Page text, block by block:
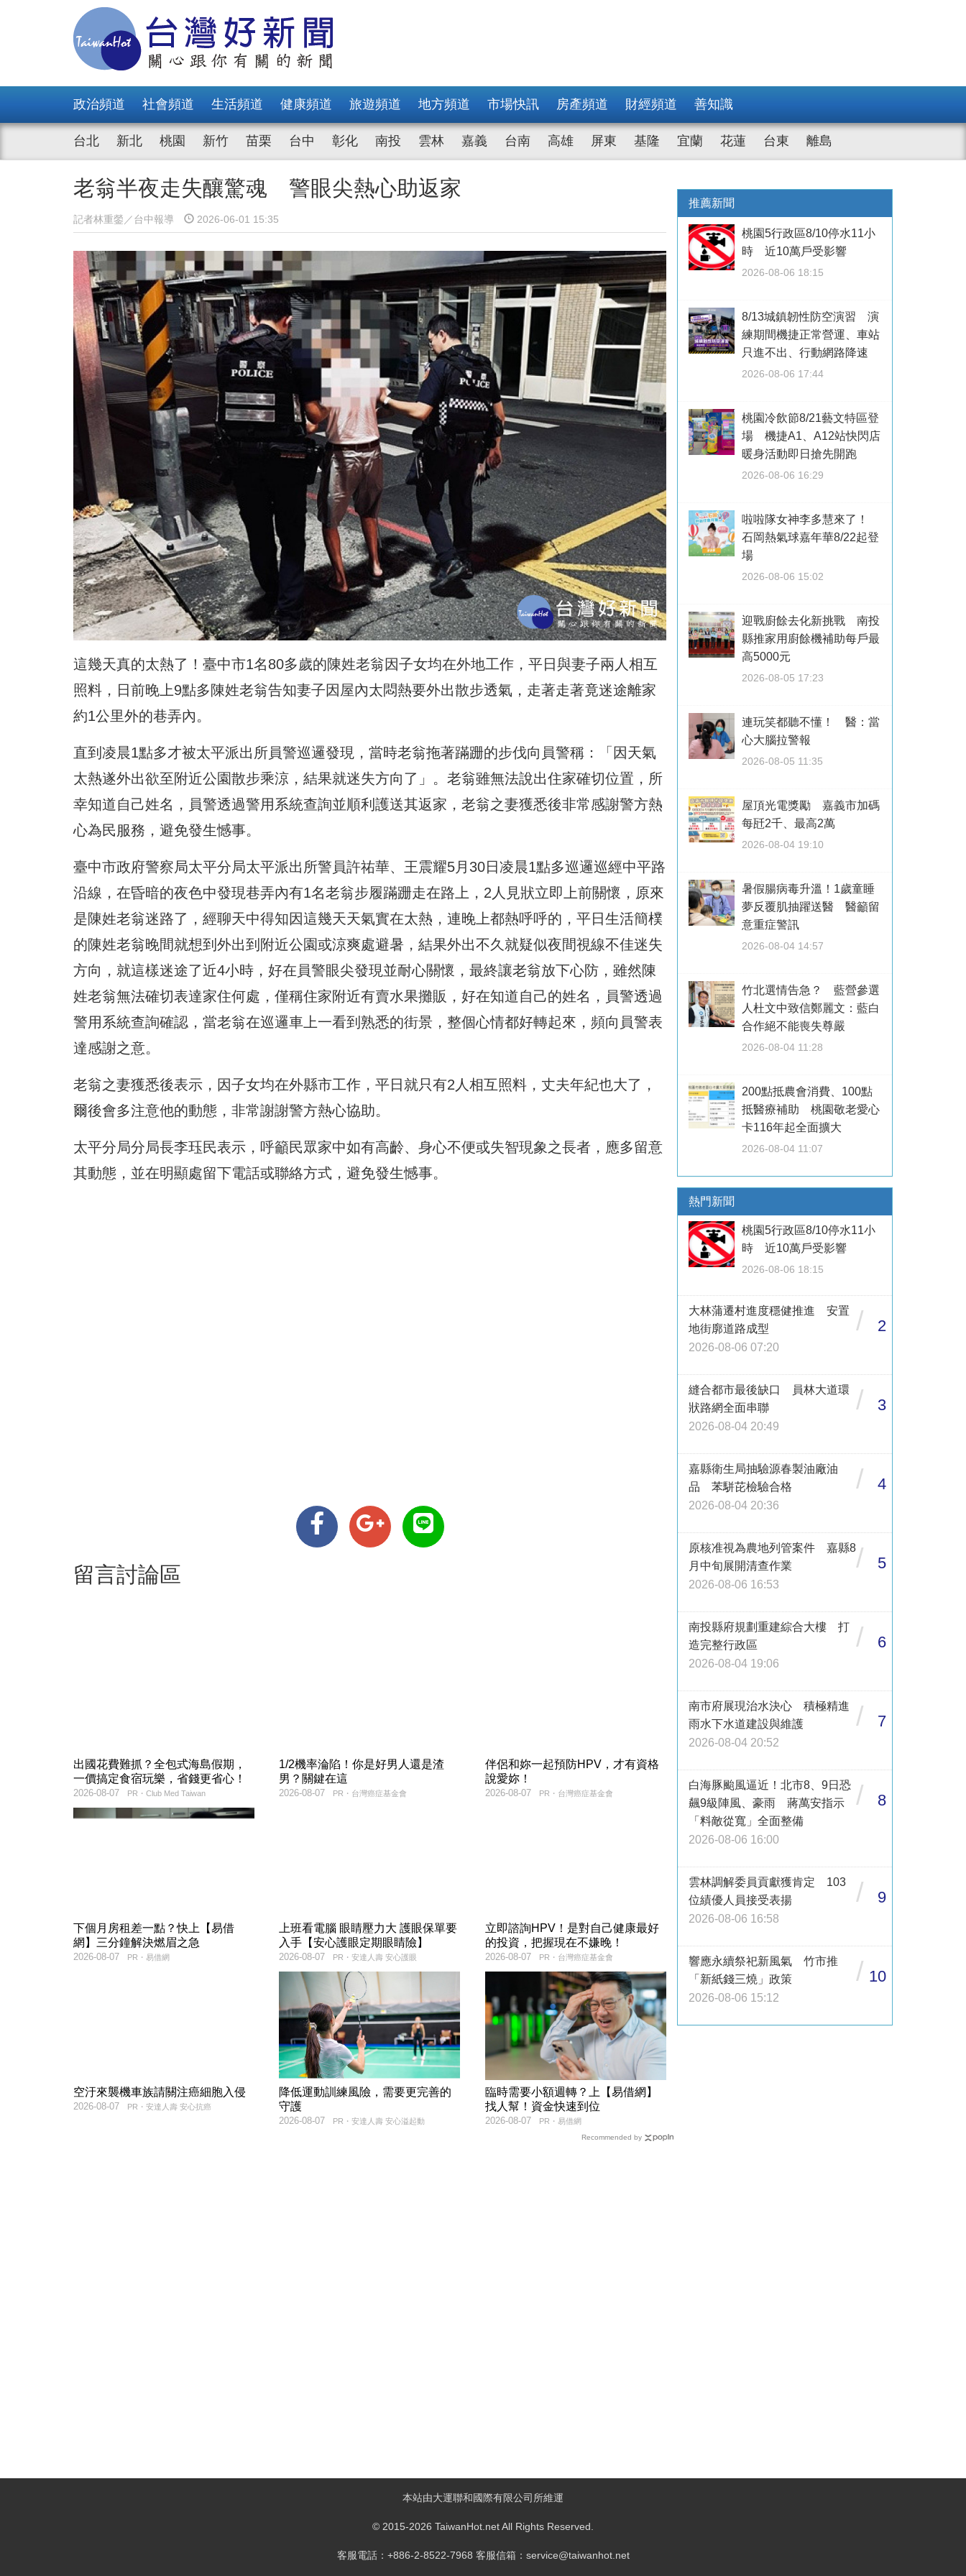
政治頻道 社會頻道 生活頻道 健康頻道 旅遊頻道 地方頻道 市場快訊 房產頻道 財經頻道 善知識
台北 新北 桃園 新竹 苗栗 台中 彰化 南投 雲林 嘉義 台南 高雄 屏東 基隆 宜蘭 花蓮 台東 離島
老翁半夜走失釀驚魂 警眼尖熱心助返家
記者林重鎣／台中報導 2026-06-01 15:35
這幾天真的太熱了！ 臺中市1名80多歲的陳姓老翁因子女均在外地工作， 平日與妻子兩人相互
照料， 日前晚上9點多陳姓老翁告知妻子因屋內太悶熱要外出散步透氣， 走著走著竟迷途離家
約1公里外的巷弄內。
直到凌晨1點多才被太平派出所員警巡邏發現， 當時老翁拖著蹣跚的步伐向員警稱：「 因天氣
太熱遂外出欲至附近公園散步乘涼，結果就迷失方向了」。 老翁雖無法說出住家確切位置，所
幸知道自己姓名， 員警透過警用系統查詢並順利護送其返家， 老翁之妻獲悉後非常感謝警方熱
心為民服務，避免發生憾事。
臺中市政府警察局太平分局太平派出所警員許祐華、 王震耀5月30日凌晨1點多巡邏巡經中平路
沿線， 在昏暗的夜色中發現巷弄內有1名老翁步履蹣跚走在路上， 2人見狀立即上前關懷，原來
是陳姓老翁迷路了， 經聊天中得知因這幾天天氣實在太熱，連晚上都熱呼呼的， 平日生活簡樸
的陳姓老翁晚間就想到外出到附近公園或涼爽處避暑， 結果外出不久就疑似夜間視線不佳迷失
方向， 就這樣迷途了近4小時，好在員警眼尖發現並耐心關懷， 最終讓老翁放下心防，雖然陳
姓老翁無法確切表達家住何處， 僅稱住家附近有賣水果攤販，好在知道自己的姓名， 員警透過
警用系統查詢確認，當老翁在巡邏車上一看到熟悉的街景， 整個心情都好轉起來，頻向員警表
達感謝之意。
老翁之妻獲悉後表示，因子女均在外縣市工作， 平日就只有2人相互照料，丈夫年紀也大了，
爾後會多注意他的動態，非常謝謝警方熱心協助。
太平分局分局長李珏民表示，呼籲民眾家中如有高齡、 身心不便或失智現象之長者，應多留意
其動態， 並在明顯處留下電話或聯絡方式，避免發生憾事。
留言討論區
出國花費難抓？全包式海島假期，
一價搞定食宿玩樂，省錢更省心！
PR・Club Med Taiwan
2026-08-07
1/2機率淪陷！你是好男人還是渣
男？關鍵在這
PR・台灣癌症基金會
2026-08-07
伴侶和妳一起預防HPV，才有資格
說愛妳！
PR・台灣癌症基金會
2026-08-07
下個月房租差一點？快上【易借
網】三分鐘解決燃眉之急
PR・易借網
2026-08-07
上班看電腦 眼睛壓力大 護眼保單要
入手【安心護眼定期眼睛險】
PR・安達人壽 安心護眼
2026-08-07
立即諮詢HPV！是對自己健康最好
的投資，把握現在不嫌晚！
PR・台灣癌症基金會
2026-08-07
空汙來襲機車族請關注癌細胞入侵
PR・安達人壽 安心抗癌
2026-08-07
降低運動訓練風險，需要更完善的
守護
PR・安達人壽 安心溢起動
2026-08-07
臨時需要小額週轉？上【易借網】
找人幫！資金快速到位
PR・易借網
2026-08-07
Recommended by
推薦新聞
桃園5行政區8/10停水11小
時 近10萬戶受影響
2026-08-06 18:15
8/13城鎮韌性防空演習 演
練期間機捷正常營運、車站
只進不出、行動網路降速
2026-08-06 17:44
桃園冷飲節8/21藝文特區登
場 機捷A1、A12站快閃店
暖身活動即日搶先開跑
2026-08-06 16:29
啦啦隊女神李多慧來了！
石岡熱氣球嘉年華8/22起登
場
2026-08-06 15:02
迎戰廚餘去化新挑戰 南投
縣推家用廚餘機補助每戶最
高5000元
2026-08-05 17:23
連玩笑都聽不懂！ 醫：當
心大腦拉警報
2026-08-05 11:35
屋頂光電獎勵 嘉義市加碼
每瓩2千、最高2萬
2026-08-04 19:10
暑假腸病毒升溫！1歲童睡
夢反覆肌抽躍送醫 醫籲留
意重症警訊
2026-08-04 14:57
竹北選情告急？ 藍營參選
人杜文中致信鄭麗文：藍白
合作絕不能喪失尊嚴
2026-08-04 11:28
200點抵農會消費、100點
抵醫療補助 桃園敬老愛心
卡116年起全面擴大
2026-08-04 11:07
熱門新聞
桃園5行政區8/10停水11小
時 近10萬戶受影響
2026-08-06 18:15
大林蒲遷村進度穩健推進 安置
地街廓道路成型
2026-08-06 07:20
/ 2
縫合都市最後缺口 員林大道環
狀路網全面串聯
2026-08-04 20:49
/ 3
嘉縣衛生局抽驗源春製油廠油
品 苯駢芘檢驗合格
2026-08-04 20:36
/ 4
原核准視為農地列管案件 嘉縣8
月中旬展開清查作業
2026-08-06 16:53
/ 5
南投縣府規劃重建綜合大樓 打
造完整行政區
2026-08-04 19:06
/ 6
南市府展現治水決心 積極精進
雨水下水道建設與維護
2026-08-04 20:52
/ 7
白海豚颱風逼近！北市8、9日恐
飆9級陣風、豪雨 蔣萬安指示
「料敵從寬」全面整備
2026-08-06 16:00
/ 8
雲林調解委員貢獻獲肯定 103
位績優人員接受表揚
2026-08-06 16:58
/ 9
響應永續祭祀新風氣 竹市推
「新紙錢三燒」政策
2026-08-06 15:12
/ 10
本站由大運聯和國際有限公司所維運
© 2015-2026 TaiwanHot.net All Rights Reserved.
客服電話：+886-2-8522-7968 客服信箱：service@taiwanhot.net